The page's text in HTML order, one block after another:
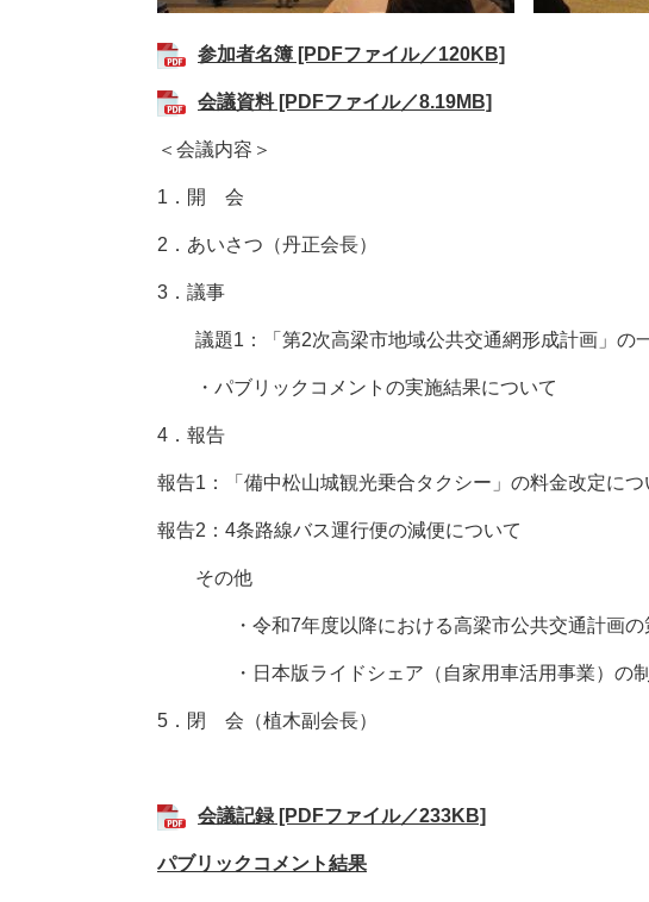
参加者名簿 [PDFファイル／120KB]
会議資料 [PDFファイル／8.19MB]
＜会議内容＞
1．開 会
2．あいさつ（丹正会長）
3．議事
議題1：「第2次高梁市地域公共交通網形成計画」の
・パブリックコメントの実施結果について
4．報告
報告1：「備中松山城観光乗合タクシー」の料金改定につ
報告2：4条路線バス運行便の減便について
その他
・令和7年度以降における高梁市公共交通計画の
・日本版ライドシェア（自家用車活用事業）の制
5．閉 会（植木副会長）
会議記録 [PDFファイル／233KB]
パブリックコメント結果